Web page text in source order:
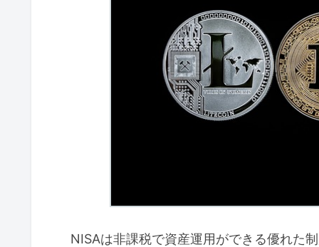
NISAは非課税で資産運用ができる優れた